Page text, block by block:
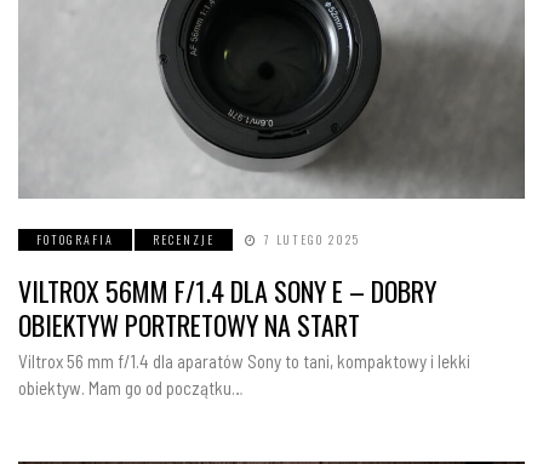
FOTOGRAFIA RECENZJE 7 LUTEGO 2025
VILTROX 56MM F/1.4 DLA SONY E – DOBRY
OBIEKTYW PORTRETOWY NA START
Viltrox 56 mm f/1.4 dla aparatów Sony to tani, kompaktowy i lekki
obiektyw. Mam go od początku…